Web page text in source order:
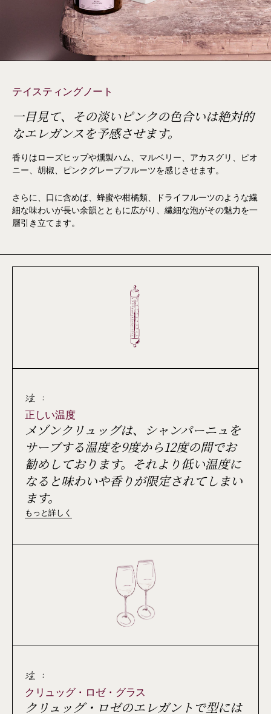
テイスティングノート
一目見て、その淡いピンクの色合いは絶対的
なエレガンスを予感させます。
香りはローズヒップや燻製ハム、マルベリー、アカスグリ、ピオ
ニー、胡椒、ピンクグレープフルーツを感じさせます。
さらに、口に含めば、蜂蜜や柑橘類、ドライフルーツのような繊
細な味わいが長い余韻とともに広がり、繊細な泡がその魅力を一
層引き立てます。
注 :
正しい温度
メゾンクリュッグは、シャンパーニュを
サーブする温度を9度から12度の間でお
勧めしております。それより低い温度に
なると味わいや香りが限定されてしまい
ます。
もっと詳しく
注 :
クリュッグ・ロゼ・グラス